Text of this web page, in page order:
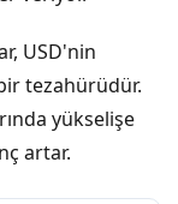
USD'nin
tezahürüdür.
yükselişe
artar.